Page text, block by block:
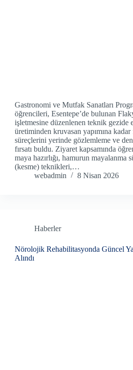
Gastronomi ve Mutfak Sanatları
öğrencileri, Esentepe’de bulunan
işletmesine düzenlenen teknik gezide
üretiminden kruvasan yapımına kadar
süreçlerini yerinde gözlemleme ve
fırsatı buldu. Ziyaret kapsamında
maya hazırlığı, hamurun mayalanma
(kesme) teknikleri,…
webadmin
8 Nisan 2026
Haberler
Nörolojik Rehabilitasyonda Güncel
Alındı